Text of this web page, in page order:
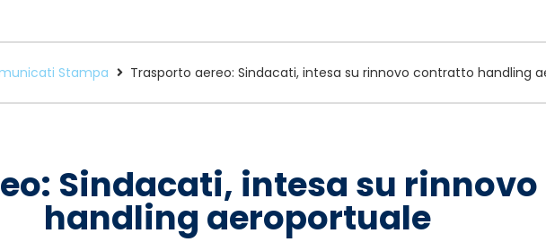
Stampa Trasporto aereo: Sindacati, intesa su rinnovo contratto handling
Sindacati, intesa su
handling aeroportuale